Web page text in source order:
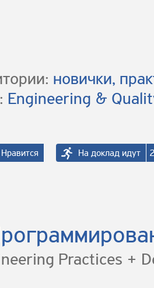
новички,
Engineering &
Нравится На доклад идут
Practices +